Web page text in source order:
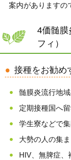
案内がありますの
4価髄膜
フィ）
接種をお勧め
髄膜炎流行地
定期接種国へ
学生寮などで
大勢の人の集
HIV、無脾症、